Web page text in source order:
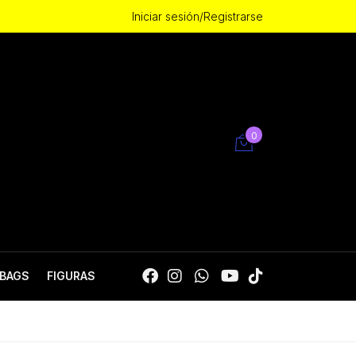
Iniciar sesión/Registrarse
0
FIGURAS